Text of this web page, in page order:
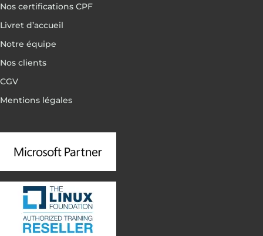
Nos certifications CPF
Livret d’accueil
Notre équipe
Nos clients
CGV
Mentions légales